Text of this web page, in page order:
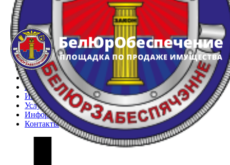
Главная
Арестованное имущество
Реестр несостоявшихся торгов
Реестр переоценок
Частное имущество
Государственное имущество
Интернет-магазин
Интернет-витрина
Услуги
Информация
Контакты